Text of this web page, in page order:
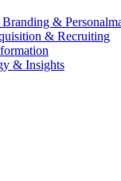
&
& Recruiting
& Insights